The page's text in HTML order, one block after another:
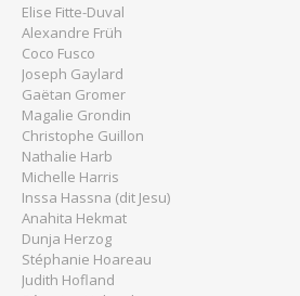
Elise Fitte-Duval
Alexandre Früh
Coco Fusco
Joseph Gaylard
Gaëtan Gromer
Magalie Grondin
Christophe Guillon
Nathalie Harb
Michelle Harris
Inssa Hassna (dit Jesu)
Anahita Hekmat
Dunja Herzog
Stéphanie Hoareau
Judith Hofland